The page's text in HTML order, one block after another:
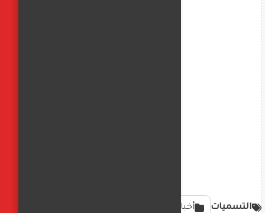
التسميات أخبار